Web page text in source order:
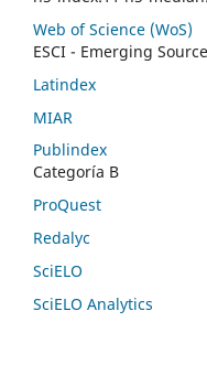
Web of Science (WoS)
ESCI - Emerging
Latindex
MIAR
Publindex
Categoría B
ProQuest
Redalyc
SciELO
SciELO Analytics